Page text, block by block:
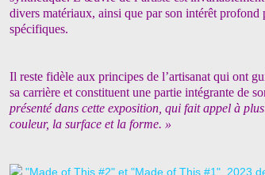
divers matériaux, ainsi que par son intérêt profond
spécifiques.
Il reste fidèle aux principes de l’artisanat qui ont
sa carrière et constituent une partie intégrante de
présenté dans cette exposition, qui fait appel à
couleur, la surface et la forme. »